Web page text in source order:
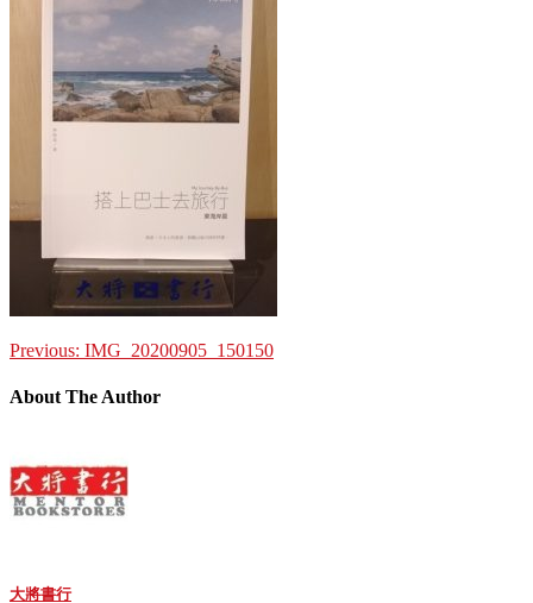
Previous: IMG_20200905_150150
About The Author
大將書行